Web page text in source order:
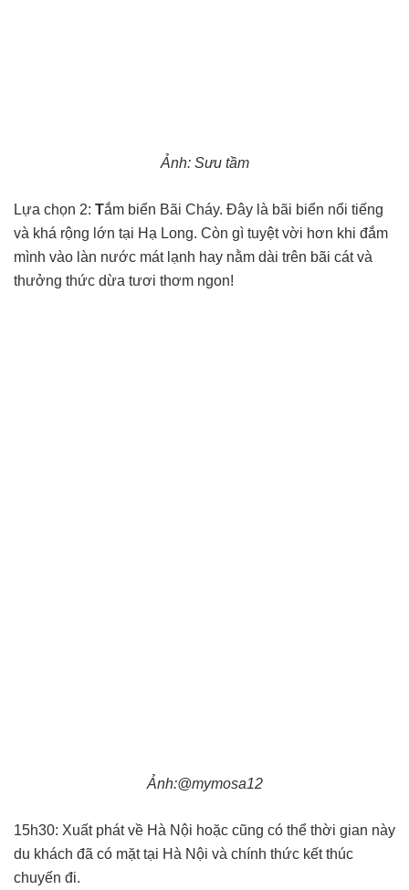
Ảnh: Sưu tầm
Lựa chọn 2: Tắm biển Bãi Cháy. Đây là bãi biển nổi tiếng
và khá rộng lớn tại Hạ Long. Còn gì tuyệt vời hơn khi đắm
mình vào làn nước mát lạnh hay nằm dài trên bãi cát và
thưởng thức dừa tươi thơm ngon!
Ảnh:@mymosa12
15h30: Xuất phát về Hà Nội hoặc cũng có thể thời gian này
du khách đã có mặt tại Hà Nội và chính thức kết thúc
chuyến đi.